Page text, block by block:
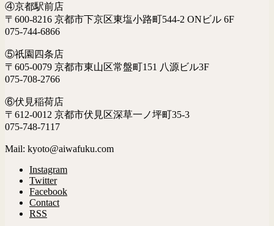
④京都駅前店
〒600-8216 京都市下京区東塩小路町544-2 ONビル 6F
075-744-6866
⑤祇園四条店
〒605-0079 京都市東山区常盤町151 八源ビル3F
075-708-2766
⑥伏見稲荷店
〒612-0012 京都市伏見区深草一ノ坪町35-3
075-748-7117
Mail: kyoto@aiwafuku.com
Instagram
Twitter
Facebook
Contact
RSS